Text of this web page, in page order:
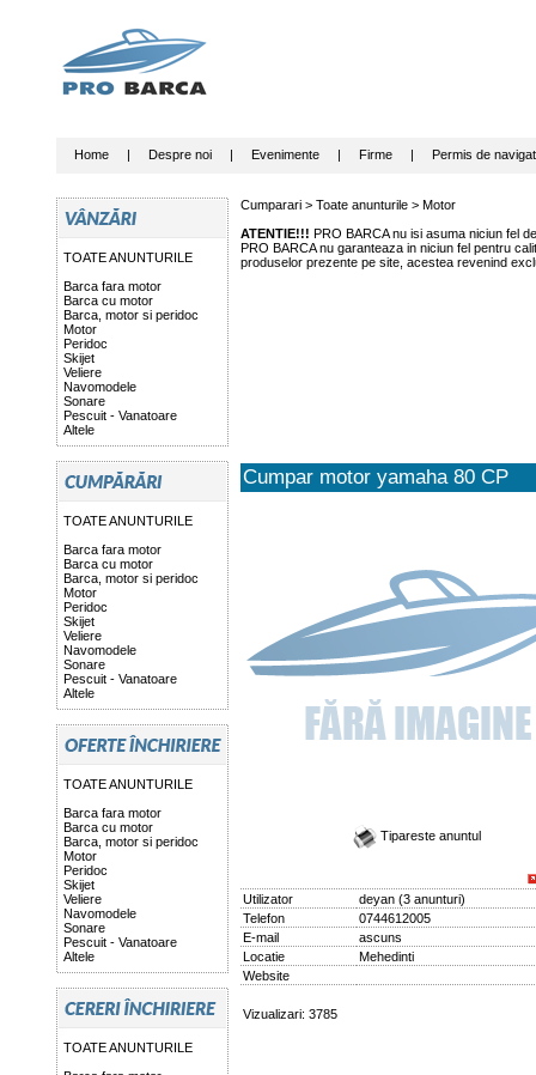
Home| Despre noi| Evenimente| Firme| Permis de
TOATE ANUNTURILE
Barca fara motor
Barca cu motor
Barca, motor si peridoc
Motor
Peridoc
Skijet
Veliere
Navomodele
Sonare
Pescuit - Vanatoare
Altele
TOATE ANUNTURILE
Barca fara motor
Barca cu motor
Barca, motor si peridoc
Motor
Peridoc
Skijet
Veliere
Navomodele
Sonare
Pescuit - Vanatoare
Altele
TOATE ANUNTURILE
Barca fara motor
Barca cu motor
Barca, motor si peridoc
Motor
Peridoc
Skijet
Veliere
Navomodele
Sonare
Pescuit - Vanatoare
Altele
TOATE ANUNTURILE
Cumparari > Toate anunturile> Motor
ATENTIE!!! PRO BARCA nu isi asuma niciun fel
PRO BARCA nu garanteaza in niciun fel pentru
produselor prezente pe site, acestea revenind
Cumpar motor yamaha 80 CP
Tipareste anuntul
Utilizator deyan(3 anunturi)
Telefon
0744612005
E-mail
ascuns
Locatie
Mehedinti
Website
Vizualizari: 3785